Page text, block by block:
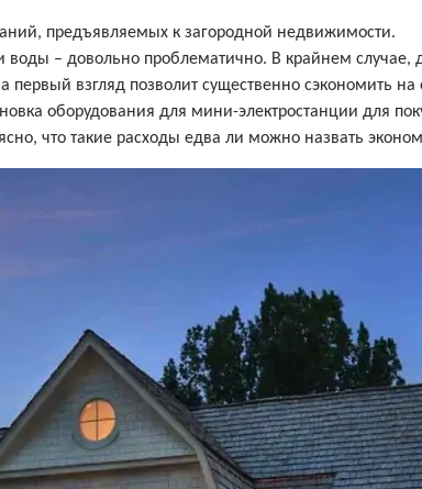
предъявляемых к загородной недвижимости.
воды – довольно проблематично. В крайнем случае,
взгляд позволит существенно сэкономить
оборудования для мини-электростанции для
что такие расходы едва ли можно назвать